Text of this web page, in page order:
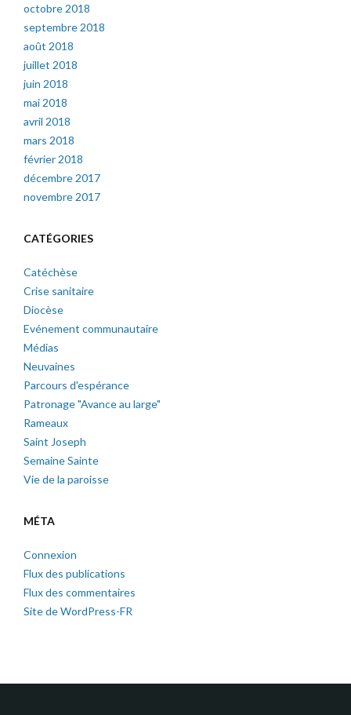
octobre 2018
septembre 2018
août 2018
juillet 2018
juin 2018
mai 2018
avril 2018
mars 2018
février 2018
décembre 2017
novembre 2017
CATÉGORIES
Catéchèse
Crise sanitaire
Diocèse
Evénement communautaire
Médias
Neuvaines
Parcours d'espérance
Patronage "Avance au large"
Rameaux
Saint Joseph
Semaine Sainte
Vie de la paroisse
MÉTA
Connexion
Flux des publications
Flux des commentaires
Site de WordPress-FR